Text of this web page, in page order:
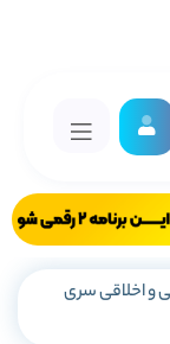
و اخلاقی سری